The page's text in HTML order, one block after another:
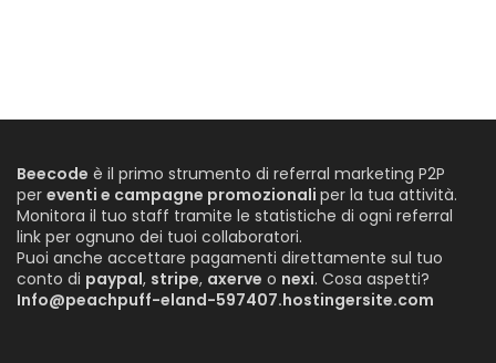
Beecode è il primo strumento di referral marketing P2P
per eventi e campagne promozionali per la tua attività.
Monitora il tuo staff tramite le statistiche di ogni referral
link per ognuno dei tuoi collaboratori.
Puoi anche accettare pagamenti direttamente sul tuo
conto di paypal, stripe, axerve o nexi. Cosa aspetti?
Info@peachpuff-eland-597407.hostingersite.com